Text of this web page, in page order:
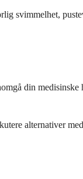
svimmelhet,
din
alternativer